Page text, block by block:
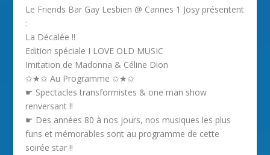
Le Friends Bar Gay Lesbien @ Cannes 1 Josy présentent
:
La Décalée !!
Edition spéciale I LOVE OLD MUSIC
Imitation de Madonna & Céline Dion
✩★✩ Au Programme ✩★✩
☛ Spectacles transformistes & one man show
renversant !!
☛ Des années 80 à nos jours, nos musiques les plus
funs et mémorables sont au programme de cette
soirée star !!